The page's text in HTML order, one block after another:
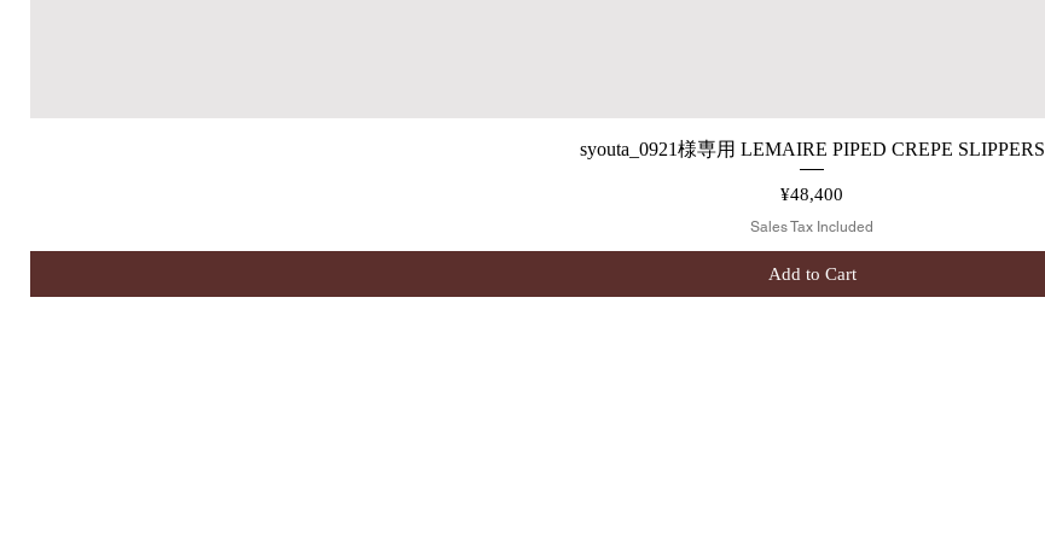
Quick View
syouta_0921様専用 LEMAIRE PIPED CREPE SLIPPERS
Price
¥48,400
Sales Tax Included
Add to Cart